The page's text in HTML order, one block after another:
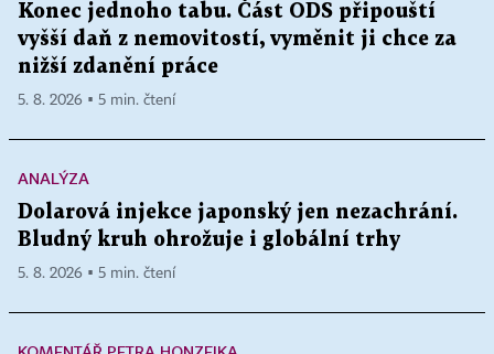
Konec jednoho tabu. Část ODS připouští
vyšší daň z nemovitostí, vyměnit ji chce za
nižší zdanění práce
5. 8. 2026 ▪ 5 min. čtení
ANALÝZA
Dolarová injekce japonský jen nezachrání.
Bludný kruh ohrožuje i globální trhy
5. 8. 2026 ▪ 5 min. čtení